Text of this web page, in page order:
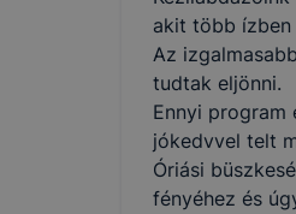
akit több ízben
Az
tudtak eljönni.
Ennyi program
jókedvvel telt
Óriási
fényéhez és